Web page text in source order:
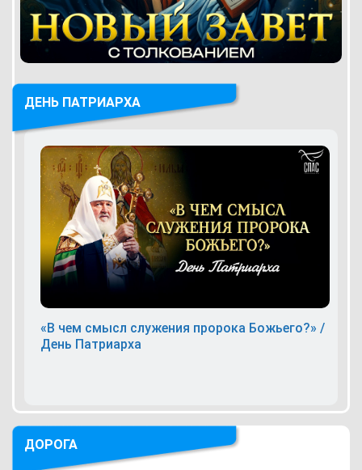
ДЕНЬ ПАТРИАРХА
«В чем смысл служения пророка Божьего?» /
День Патриарха
ДОРОГА